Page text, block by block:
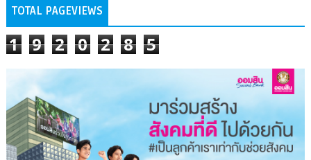
TOTAL PAGEVIEWS
1 9 2 0 2 8 5